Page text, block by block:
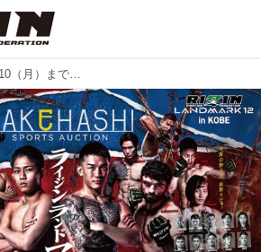
試合後から11/10（月）まで開催！RIZIN LANDMARK 12 in KOBE × KAKEHASHI のコラボオークション開催！